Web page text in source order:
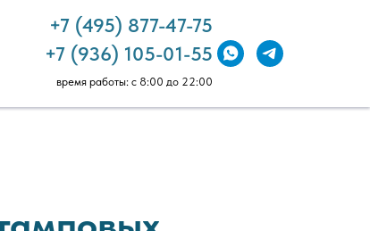
+7 (495) 877-47-75
+7 (936) 105-01-55
время работы: с 8:00 до 22:00